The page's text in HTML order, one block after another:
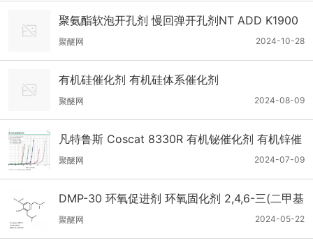
聚氨酯软泡开孔剂 慢回弹开孔剂NT ADD K1900
2024-10-28
聚醚网
有机硅催化剂 有机硅体系催化剂
2024-08-09
聚醚网
凡特鲁斯 Coscat 8330R 有机铋催化剂 有机锌催
化剂
2024-07-09
聚醚网
DMP-30 环氧促进剂 环氧固化剂 2,4,6-三(二甲基
氨基甲基)苯酚
2024-05-22
聚醚网